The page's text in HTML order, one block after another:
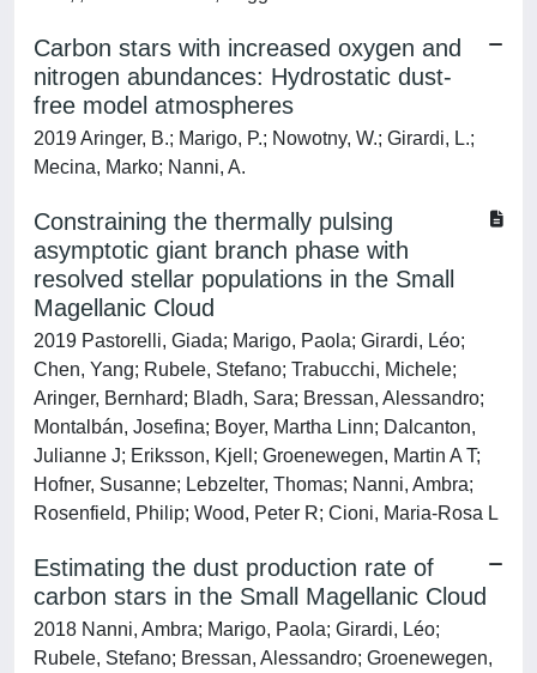
Carbon stars with increased oxygen and
nitrogen abundances: Hydrostatic dust-
free model atmospheres
2019 Aringer, B.; Marigo, P.; Nowotny, W.; Girardi, L.;
Mecina, Marko; Nanni, A.
Constraining the thermally pulsing
asymptotic giant branch phase with
resolved stellar populations in the Small
Magellanic Cloud
2019 Pastorelli, Giada; Marigo, Paola; Girardi, Léo;
Chen, Yang; Rubele, Stefano; Trabucchi, Michele;
Aringer, Bernhard; Bladh, Sara; Bressan, Alessandro;
Montalbán, Josefina; Boyer, Martha Linn; Dalcanton,
Julianne J; Eriksson, Kjell; Groenewegen, Martin A T;
Hofner, Susanne; Lebzelter, Thomas; Nanni, Ambra;
Rosenfield, Philip; Wood, Peter R; Cioni, Maria-Rosa L
Estimating the dust production rate of
carbon stars in the Small Magellanic Cloud
2018 Nanni, Ambra; Marigo, Paola; Girardi, Léo;
Rubele, Stefano; Bressan, Alessandro; Groenewegen,